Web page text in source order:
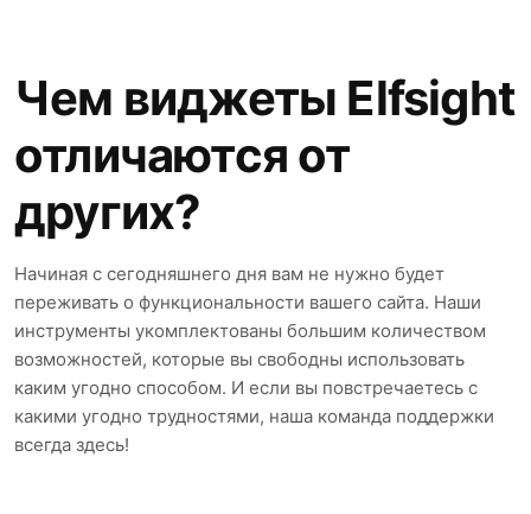
Чем виджеты Elfsight
отличаются от
других?
Начиная с сегодняшнего дня вам не нужно будет
переживать о функциональности вашего сайта. Наши
инструменты укомплектованы большим количеством
возможностей, которые вы свободны использовать
каким угодно способом. И если вы повстречаетесь с
какими угодно трудностями, наша команда поддержки
всегда здесь!